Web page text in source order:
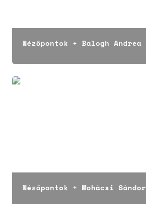
Nézőpontok + Balogh Andrea
Nézőpontok + Mohácsi Sándor
Nézőpontok + Mohácsi Sándor